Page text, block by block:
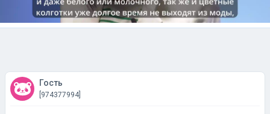
Гость
[974377994]